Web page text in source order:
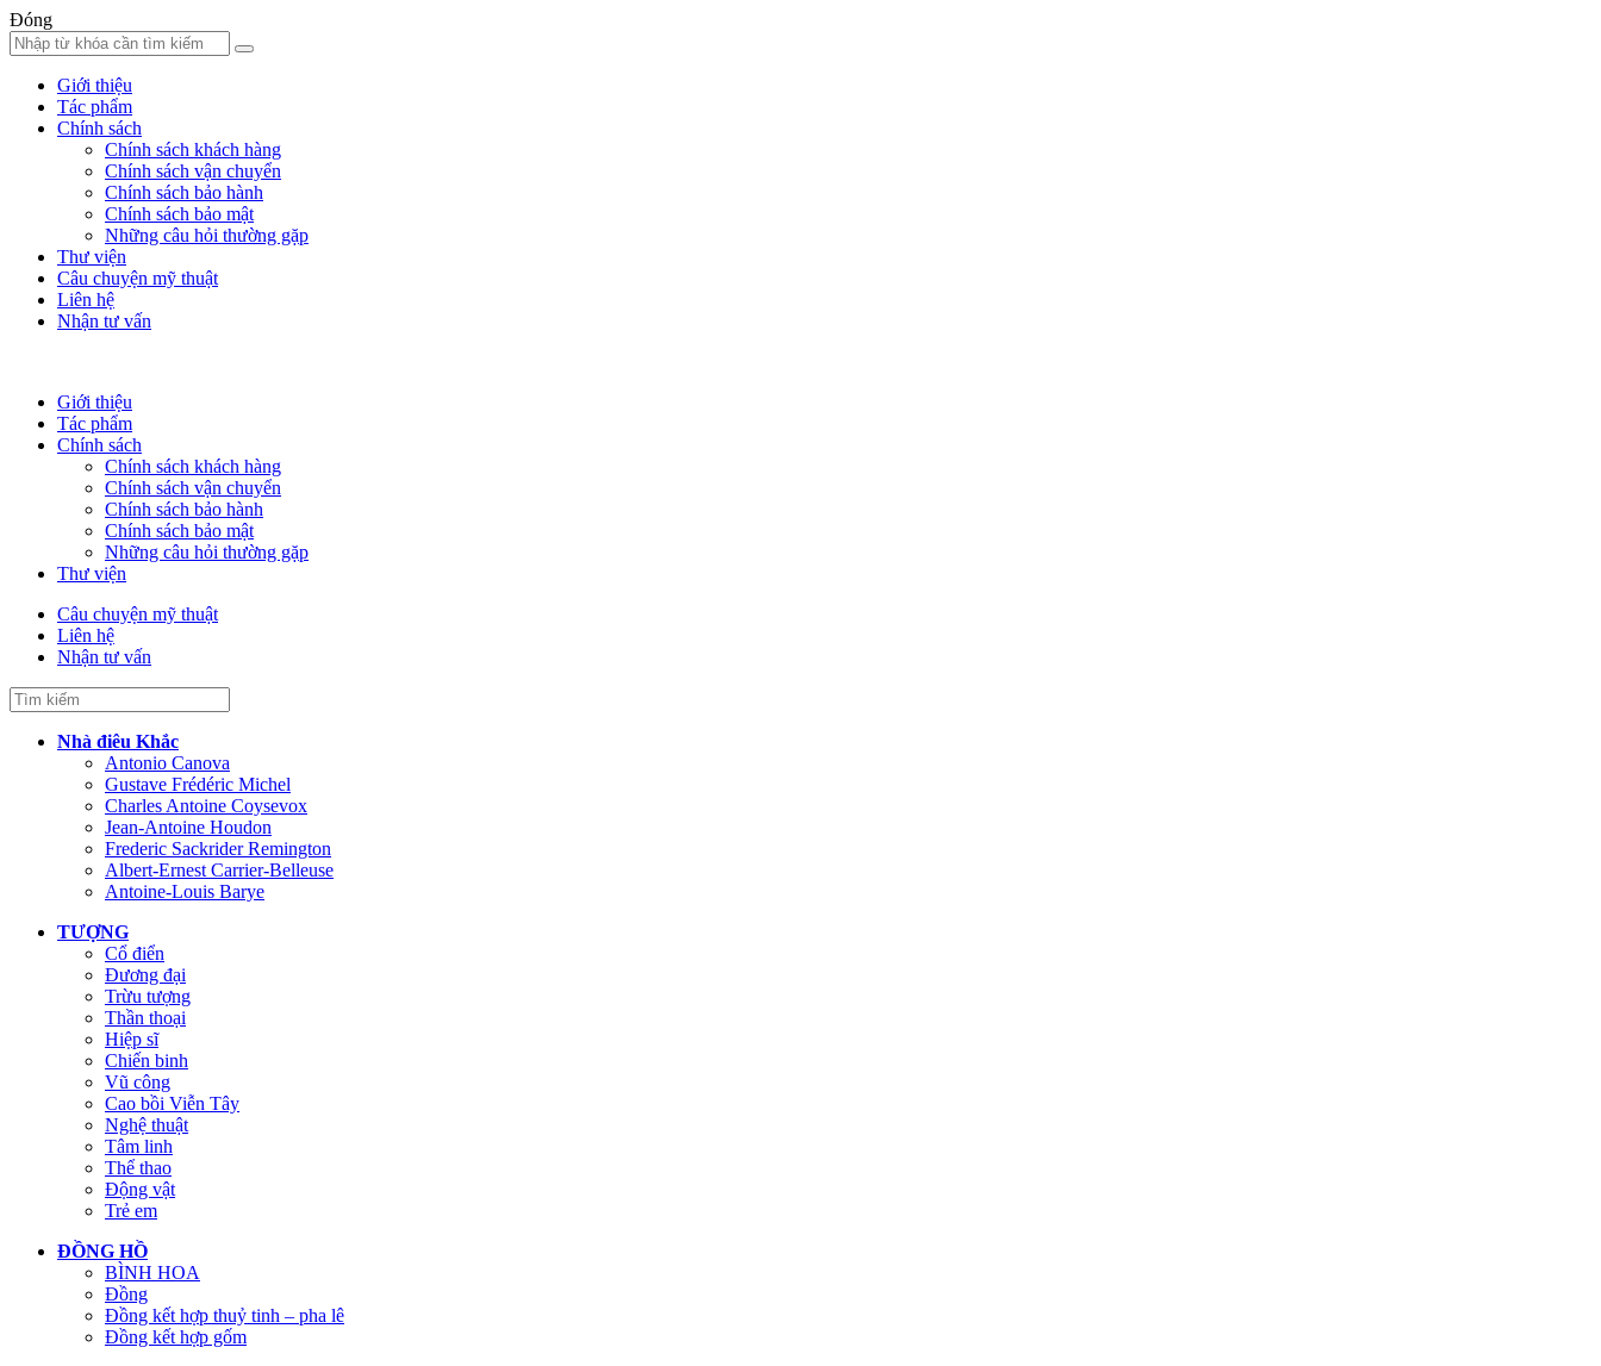
Đóng
Giới thiệu
Tác phẩm
Chính sách
Chính sách khách hàng
Chính sách vận chuyển
Chính sách bảo hành
Chính sách bảo mật
Những câu hỏi thường gặp
Thư viện
Câu chuyện mỹ thuật
Liên hệ
Nhận tư vấn
Giới thiệu
Tác phẩm
Chính sách
Chính sách khách hàng
Chính sách vận chuyển
Chính sách bảo hành
Chính sách bảo mật
Những câu hỏi thường gặp
Thư viện
Câu chuyện mỹ thuật
Liên hệ
Nhận tư vấn
Nhà điêu Khắc
Antonio Canova
Gustave Frédéric Michel
Charles Antoine Coysevox
Jean-Antoine Houdon
Frederic Sackrider Remington
Albert-Ernest Carrier-Belleuse
Antoine-Louis Barye
TƯỢNG
Cổ điển
Đương đại
Trừu tượng
Thần thoại
Hiệp sĩ
Chiến binh
Vũ công
Cao bồi Viễn Tây
Nghệ thuật
Tâm linh
Thể thao
Động vật
Trẻ em
ĐỒNG HỒ
BÌNH HOA
Đồng
Đồng kết hợp thuỷ tinh – pha lê
Đồng kết hợp gốm